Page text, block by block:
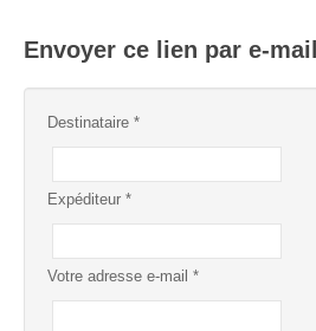
Envoyer ce lien par e-
Destinataire *
Expéditeur *
Votre adresse e-mail *